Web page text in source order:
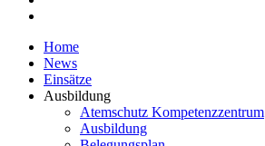
Home
News
Einsätze
Ausbildung
Atemschutz Kompetenzzentrum
Ausbildung